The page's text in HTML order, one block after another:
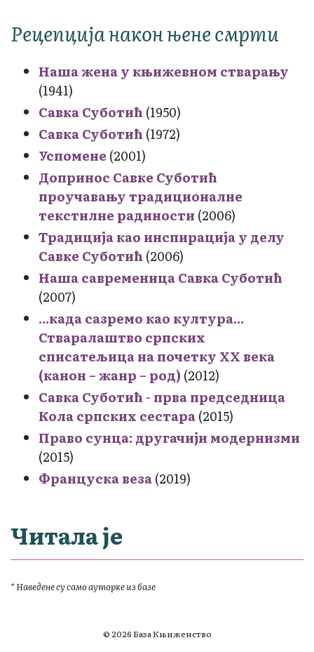
Рецепција након њене смрти
Наша жена у књижевном стварању
(1941)
Савка Суботић (1950)
Савка Суботић (1972)
Успомене (2001)
Допринос Савке Суботић
проучавању традиционалне
текстилне радиности (2006)
Традиција као инспирација у делу
Савке Суботић (2006)
Наша савременица Савка Суботић
(2007)
...када сазремо као култура...
Стваралаштво српских
списатељица на почетку XX века
(канон – жанр – род) (2012)
Савка Суботић - прва председница
Кола српских сестара(2015)
Право сунца: другачији модернизми
(2015)
Француска веза(2019)
Читала је
* Наведене су само ауторке из базе
© 2026 База Књиженство